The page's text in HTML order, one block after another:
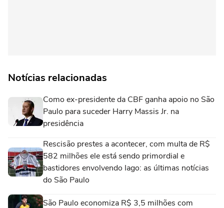
Notícias relacionadas
Como ex-presidente da CBF ganha apoio no São
Paulo para suceder Harry Massis Jr. na
presidência
Rescisão prestes a acontecer, com multa de R$
582 milhões ele está sendo primordial e
bastidores envolvendo Iago: as últimas notícias
do São Paulo
São Paulo economiza R$ 3,5 milhões com